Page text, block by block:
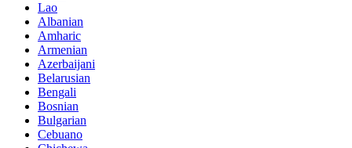
Lao
Albanian
Amharic
Armenian
Azerbaijani
Belarusian
Bengali
Bosnian
Bulgarian
Cebuano